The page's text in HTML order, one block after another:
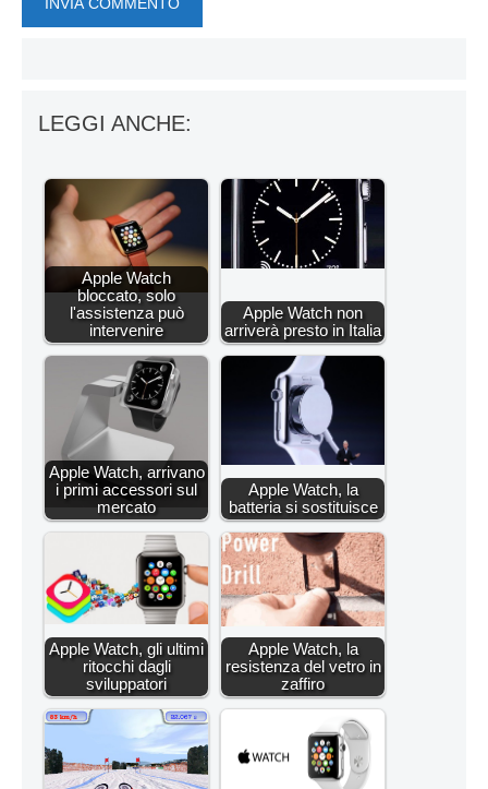
LEGGI ANCHE:
Apple Watch
bloccato, solo
l'assistenza può
intervenire
Apple Watch non
arriverà presto in Italia
Apple Watch, arrivano
i primi accessori sul
mercato
Apple Watch, la
batteria si sostituisce
Apple Watch, gli ultimi
ritocchi dagli
sviluppatori
Apple Watch, la
resistenza del vetro in
zaffiro